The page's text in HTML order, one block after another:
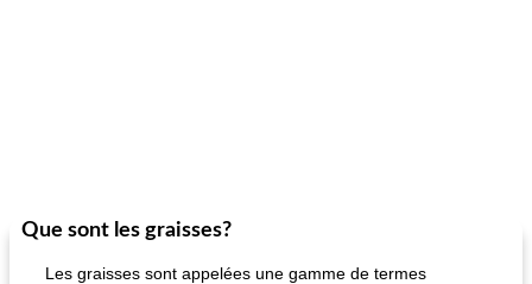
Que sont les graisses?
Les graisses sont appelées une gamme de termes